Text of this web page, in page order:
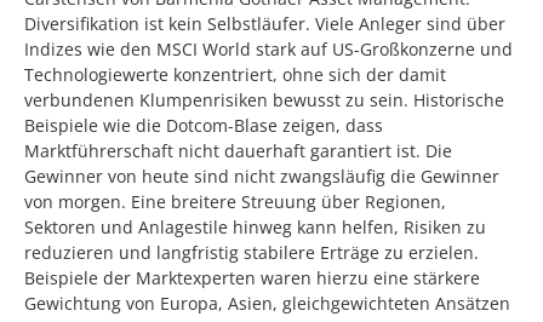
Diversifikation ist kein Selbstläufer. Viele Anleger sind über
Indizes wie den MSCI World stark auf US-Großkonzerne und
Technologiewerte konzentriert, ohne sich der damit
verbundenen Klumpenrisiken bewusst zu sein. Historische
Beispiele wie die Dotcom-Blase zeigen, dass
Marktführerschaft nicht dauerhaft garantiert ist. Die
Gewinner von heute sind nicht zwangsläufig die Gewinner
von morgen. Eine breitere Streuung über Regionen,
Sektoren und Anlagestile hinweg kann helfen, Risiken zu
reduzieren und langfristig stabilere Erträge zu erzielen.
Beispiele der Marktexperten waren hierzu eine stärkere
Gewichtung von Europa, Asien, gleichgewichteten Ansätzen